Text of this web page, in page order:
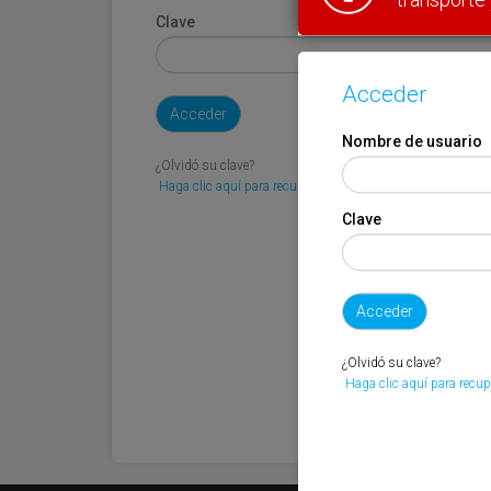
Clave
¿Olvidó su clave?
Haga clic aquí para recuperarla.
Acceder
Nombre de usuario
Clave
¿Olvidó su clave?
Haga clic aquí para